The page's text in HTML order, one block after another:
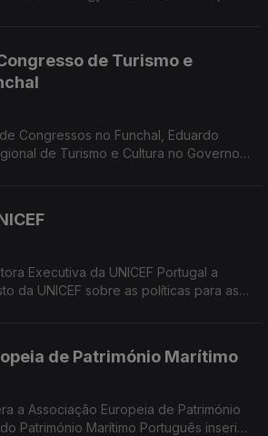
de Turismo e
Congressos no Funchal, Eduardo
de Turismo e Cultura no Governo
Executiva da UNICEF Portugal a
da UNICEF sobre as políticas para as
de Património Marítimo
a Associação Europeia de Património
Património Marítimo Português inserido